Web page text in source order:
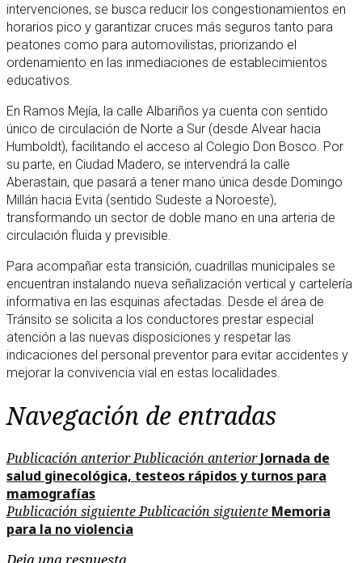
intervenciones, se busca reducir los congestionamientos en
horarios pico y garantizar cruces más seguros tanto para
peatones como para automovilistas, priorizando el
ordenamiento en las inmediaciones de establecimientos
educativos.
En Ramos Mejía, la calle Albariños ya cuenta con sentido
único de circulación de Norte a Sur (desde Alvear hacia
Humboldt), facilitando el acceso al Colegio Don Bosco. Por
su parte, en Ciudad Madero, se intervendrá la calle
Aberastain, que pasará a tener mano única desde Domingo
Millán hacia Evita (sentido Sudeste a Noroeste),
transformando un sector de doble mano en una arteria de
circulación fluida y previsible.
Para acompañar esta transición, cuadrillas municipales se
encuentran instalando nueva señalización vertical y cartelería
informativa en las esquinas afectadas. Desde el área de
Tránsito se solicita a los conductores prestar especial
atención a las nuevas disposiciones y respetar las
indicaciones del personal preventor para evitar accidentes y
mejorar la convivencia vial en estas localidades.
Navegación de entradas
Publicación anteriorPublicación anterior Jornada de
salud ginecológica, testeos rápidos y turnos para
mamografías
Publicación siguientePublicación siguiente Memoria
para la no violencia
Deja una respuesta